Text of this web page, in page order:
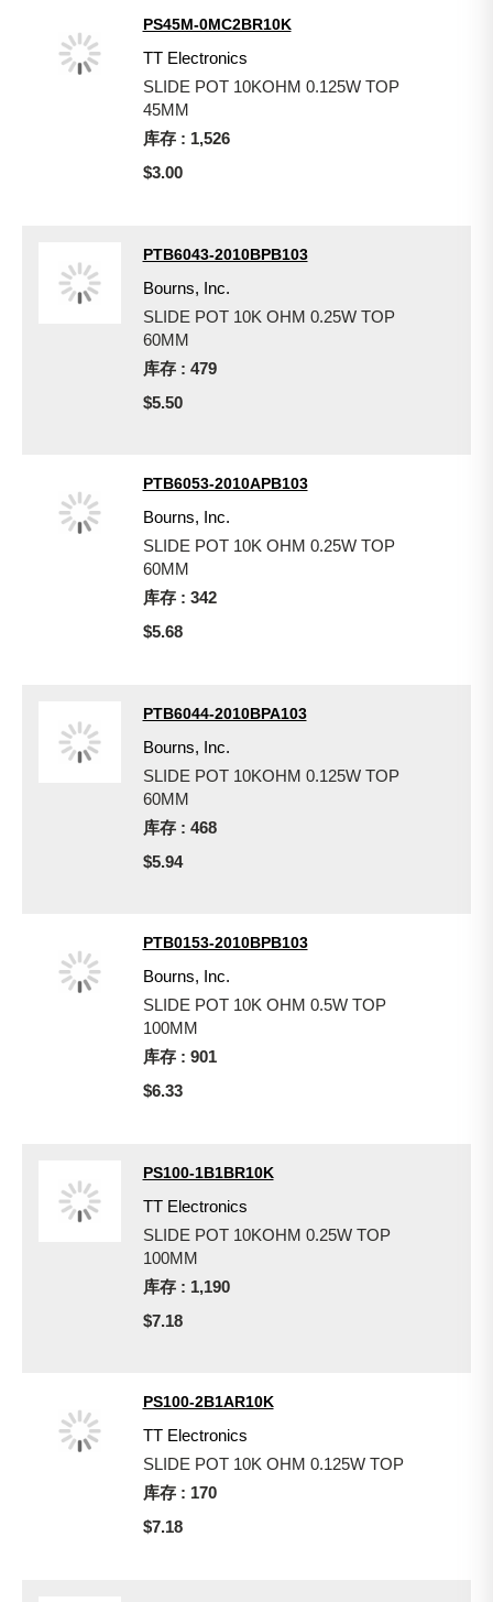
PS45M-0MC2BR10K
TT Electronics
SLIDE POT 10KOHM 0.125W TOP
45MM
库存 : 1,526
$3.00
PTB6043-2010BPB103
Bourns, Inc.
SLIDE POT 10K OHM 0.25W TOP
60MM
库存 : 479
$5.50
PTB6053-2010APB103
Bourns, Inc.
SLIDE POT 10K OHM 0.25W TOP
60MM
库存 : 342
$5.68
PTB6044-2010BPA103
Bourns, Inc.
SLIDE POT 10KOHM 0.125W TOP
60MM
库存 : 468
$5.94
PTB0153-2010BPB103
Bourns, Inc.
SLIDE POT 10K OHM 0.5W TOP
100MM
库存 : 901
$6.33
PS100-1B1BR10K
TT Electronics
SLIDE POT 10KOHM 0.25W TOP
100MM
库存 : 1,190
$7.18
PS100-2B1AR10K
TT Electronics
SLIDE POT 10K OHM 0.125W TOP
库存 : 170
$7.18